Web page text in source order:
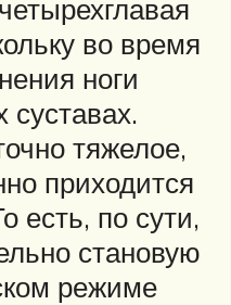
во время
ноги
суставах.
тяжелое,
приходится
есть, по сути,
становую
режиме